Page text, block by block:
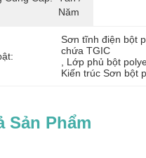
Năm
Sơn tĩnh điện bột
chứa TGIC
Lớp phủ bột
Kiến trúc Sơn bột
Sản Phẩm